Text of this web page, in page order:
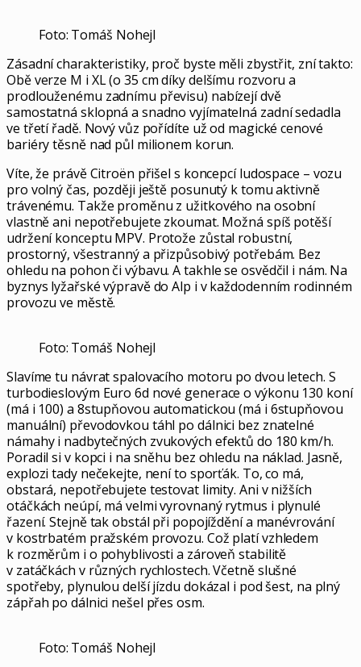
Foto: Tomáš Nohejl
Zásadní charakteristiky, proč byste měli zbystřit, zní takto:
Obě verze M i XL (o 35 cm díky delšímu rozvoru a
prodlouženému zadnímu převisu) nabízejí dvě
samostatná sklopná a snadno vyjímatelná zadní sedadla
ve třetí řadě. Nový vůz pořídíte už od magické cenové
bariéry těsně nad půl milionem korun.
Víte, že právě Citroën přišel s koncepcí ludospace – vozu
pro volný čas, později ještě posunutý k tomu aktivně
trávenému. Takže proměnu z užitkového na osobní
vlastně ani nepotřebujete zkoumat. Možná spíš potěší
udržení konceptu MPV. Protože zůstal robustní,
prostorný, všestranný a přizpůsobivý potřebám. Bez
ohledu na pohon či výbavu. A takhle se osvědčil i nám. Na
byznys lyžařské výpravě do Alp i v každodenním rodinném
provozu ve městě.
Foto: Tomáš Nohejl
Slavíme tu návrat spalovacího motoru po dvou letech. S
turbodieslovým Euro 6d nové generace o výkonu 130 koní
(má i 100) a 8stupňovou automatickou (má i 6stupňovou
manuální) převodovkou táhl po dálnici bez znatelné
námahy i nadbytečných zvukových efektů do 180 km/h.
Poradil si v kopci i na sněhu bez ohledu na náklad. Jasně,
explozi tady nečekejte, není to sporťák. To, co má,
obstará, nepotřebujete testovat limity. Ani v nižších
otáčkách neúpí, má velmi vyrovnaný rytmus i plynulé
řazení. Stejně tak obstál při popojíždění a manévrování
v kostrbatém pražském provozu. Což platí vzhledem
k rozměrům i o pohyblivosti a zároveň stabilitě
v zatáčkách v různých rychlostech. Včetně slušné
spotřeby, plynulou delší jízdu dokázal i pod šest, na plný
zápřah po dálnici nešel přes osm.
Foto: Tomáš Nohejl